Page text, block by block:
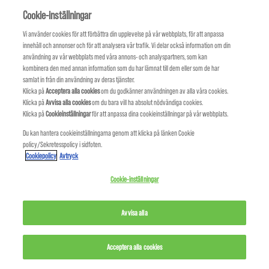
KMS IS A PART OF
ACCEPT
E
Link to Cookie Policy
Cookie-inställningar
Vi använder cookies för att förbättra din upplevelse på vår webbplats, för att anpassa
innehåll och annonser och för att analysera vår trafik. Vi delar också information om din
användning av vår webbplats med våra annons- och analyspartners, som kan
kombinera den med annan information som du har lämnat till dem eller som de har
samlat in från din användning av deras tjänster.
Klicka påAcceptera alla cookiesom du godkänner användningen av alla våra cookies.
Klicka påAvvisa alla cookiesom du bara vill ha absolut nödvändiga cookies.
Klicka påCookieinställningarför att anpassa dina cookieinställningar på vår webbplats.
Du kan hantera cookieinställningarna genom att klicka på länken Cookie
policy/Sekretesspolicy i sidfoten.
Cookiepolicy Avtryck
Cookie-inställningar
Avvisa alla
Acceptera alla cookies